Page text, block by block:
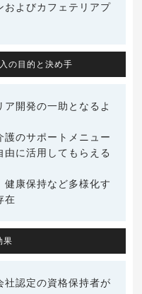
およびカフェテリアプ
の目的と決め手
ア開発の一助となるよ
護のサポートメニュー
に活用してもらえる
健康保持など多様化す
在
果
社認定の資格保持者が